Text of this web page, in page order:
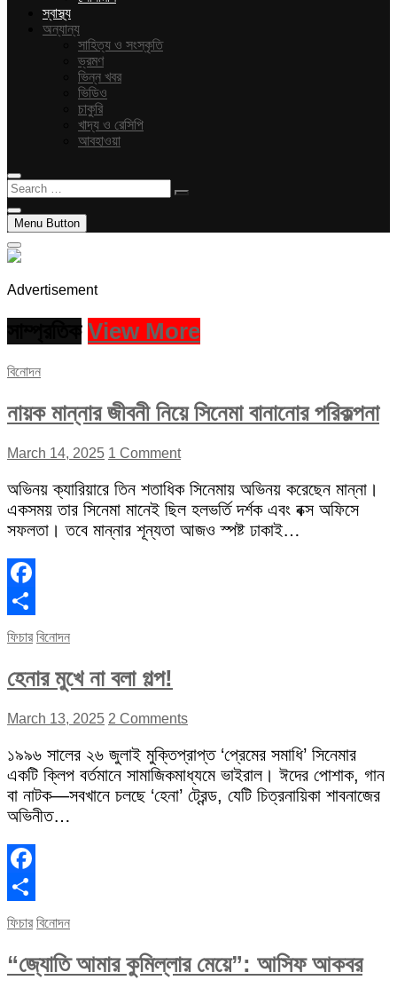
স্বাস্থ্য
অন্যান্য
সাহিত্য ও সংস্কৃতি
ভ্রমণ
ভিন্ন খবর
ভিডিও
চাকুরি
খাদ্য ও রেসিপি
আবহাওয়া
Search
…
Menu Button
Advertisement
View More
বিনোদন
নায়ক মান্নার জীবনী নিয়ে সিনেমা বানানোর পরিকল্পনা
March 14, 2025 1 Comment
অভিনয় ক্যারিয়ারে তিন শতাধিক সিনেমায় অভিনয় করেছেন মান্না।
একসময় তার সিনেমা মানেই ছিল হলভর্তি দর্শক এবং বক্স অফিসে
সফলতা। তবে মান্নার শূন্যতা আজও স্পষ্ট ঢাকাই…
Facebook
Share
ফিচার বিনোদন
হেনার মুখে না বলা গল্প!
March 13, 2025 2 Comments
১৯৯৬ সালের ২৬ জুলাই মুক্তিপ্রাপ্ত ‘প্রেমের সমাধি’ সিনেমার
একটি ক্লিপ বর্তমানে সামাজিকমাধ্যমে ভাইরাল। ঈদের পোশাক, গান
বা নাটক—সবখানে চলছে ‘হেনা’ ট্রেন্ড, যেটি চিত্রনায়িকা শাবনাজের
অভিনীত…
Facebook
Share
ফিচার বিনোদন
“জ্যোতি আমার কুমিল্লার মেয়ে”: আসিফ আকবর